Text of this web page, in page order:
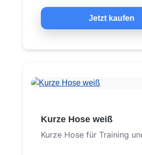
Jetzt kaufen
Kurze Hose weiß
Kurze Hose für Training